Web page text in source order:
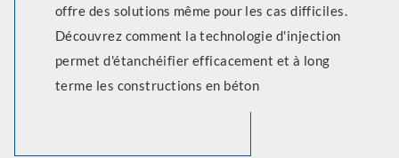
offre des solutions même pour les cas difficiles.
Découvrez comment la technologie d'injection
permet d'étanchéifier efficacement et à long
terme les constructions en béton